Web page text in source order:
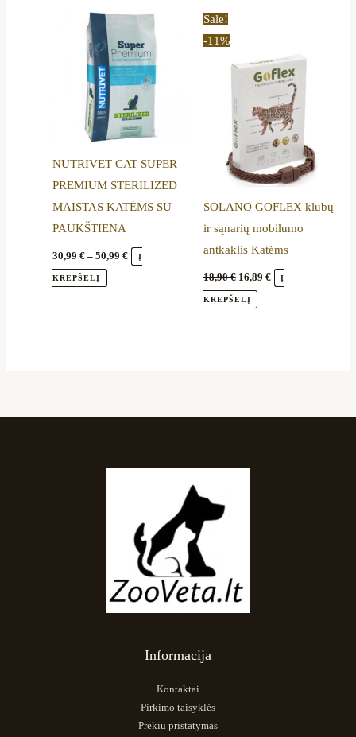
NUTRIVET CAT SUPER
PREMIUM STERILIZED
MAISTAS KATĖMS SU
PAUKŠTIENA
30,99€ – 50,99€
Price
30,99 €
through
50,99 €
Į
KREPŠELĮ
This
product
has
multiple
variants.
The
may
be
chosen
on
the
Sale!
-11%
SOLANO GOFLEX klubų
ir sąnarių mobilumo
antkaklis Katėms
18,90€ 16,89 €
16,89 €.
Į
KREPŠELĮ
Informacija
Kontaktai
Pirkimo taisyklės
Prekių pristatymas